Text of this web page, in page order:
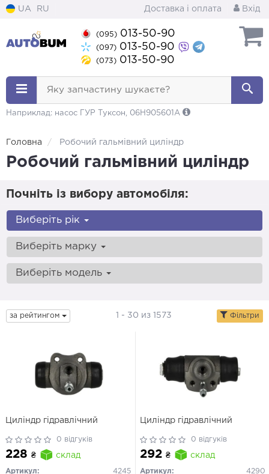
UA RU Доставка і оплата Вхід
(095) 013-50-90
(097) 013-50-90
(073) 013-50-90
Яку запчастину шукаєте?
Наприклад: насос ГУР Туксон, 06H905601A
Головна Робочий гальмівний циліндр
Робочий гальмівний циліндр
Почніть із вибору автомобіля:
Виберіть рік
Виберіть марку
Виберіть модель
за рейтингом 1 - 30 из 1573 Фільтри
Циліндр гідравлічний
0 відгуків
228 ₴ склад
Артикул:
4245
Циліндр гідравлічний
0 відгуків
292 ₴ склад
Артикул:
4290